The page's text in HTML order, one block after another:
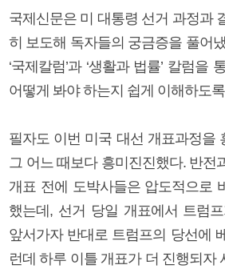
국제신문은 미 대통령 선거 과정과
히 보도해 독자들의 궁금증을 풀어
‘국제칼럼’과 ‘생활과 법률’ 칼럼을
어떻게 봐야 하는지 쉽게 이해하도
필자도 이번 미국 대선 개표과정을
그 어느 때보다 흥미진진했다. 반전
개표 전에 도박사들은 압도적으로
했는데, 선거 당일 개표에서 트럼
앞서가자 반대로 트럼프의 당선에
런데 하루 이틀 개표가 더 진행되자